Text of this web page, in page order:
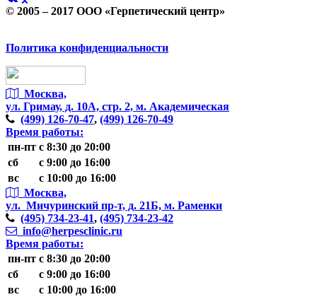
© 2005 – 2017 ООО «Герпетический центр»
Политика конфиденциальности
Москва,
ул. Гримау, д. 10А, стр. 2, м. Академическая
(499) 126-70-47, (499) 126-70-49
Время работы:
пн-пт с 8:30 до 20:00
сб
с 9:00 до 16:00
вс
с 10:00 до 16:00
Москва,
ул. Мичуринский пр-т, д. 21Б, м. Раменки
(495) 734-23-41, (495) 734-23-42
info@herpesclinic.ru
Время работы:
пн-пт с 8:30 до 20:00
сб
с 9:00 до 16:00
вс
с 10:00 до 16:00